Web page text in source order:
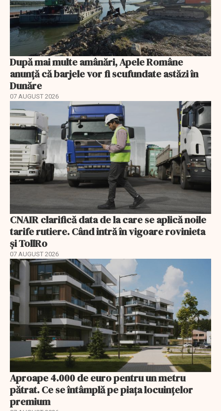
După mai multe amânări, Apele Române
anunță că barjele vor fi scufundate astăzi în
Dunăre
07 AUGUST 2026
CNAIR clarifică data de la care se aplică noile
tarife rutiere. Când intră în vigoare rovinieta
și TollRo
07 AUGUST 2026
Aproape 4.000 de euro pentru un metru
pătrat. Ce se întâmplă pe piața locuințelor
premium